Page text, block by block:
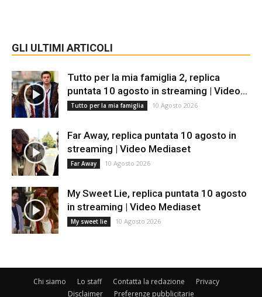
GLI ULTIMI ARTICOLI
Tutto per la mia famiglia 2, replica
puntata 10 agosto in streaming | Video...
Tutto per la mia famiglia 10 Agosto 2026
Far Away, replica puntata 10 agosto in
streaming | Video Mediaset
Far Away 10 Agosto 2026
My Sweet Lie, replica puntata 10 agosto
in streaming | Video Mediaset
My sweet lie 10 Agosto 2026
Chi siamo Lo staff Contatta la redazione
Privacy
Disclaimer
Preferenze pubblicitarie